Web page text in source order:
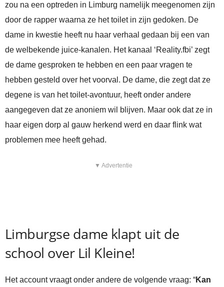
zou na een optreden in Limburg namelijk meegenomen zijn
door de rapper waarna ze het toilet in zijn gedoken. De
dame in kwestie heeft nu haar verhaal gedaan bij een van
de welbekende juice-kanalen. Het kanaal ‘Reality.fbi’ zegt
de dame gesproken te hebben en een paar vragen te
hebben gesteld over het voorval. De dame, die zegt dat ze
degene is van het toilet-avontuur, heeft onder andere
aangegeven dat ze anoniem wil blijven. Maar ook dat ze in
haar eigen dorp al gauw herkend werd en daar flink wat
problemen mee heeft gehad.
▼ Advertentie
Limburgse dame klapt uit de
school over Lil Kleine!
Het account vraagt onder andere de volgende vraag: “Kan